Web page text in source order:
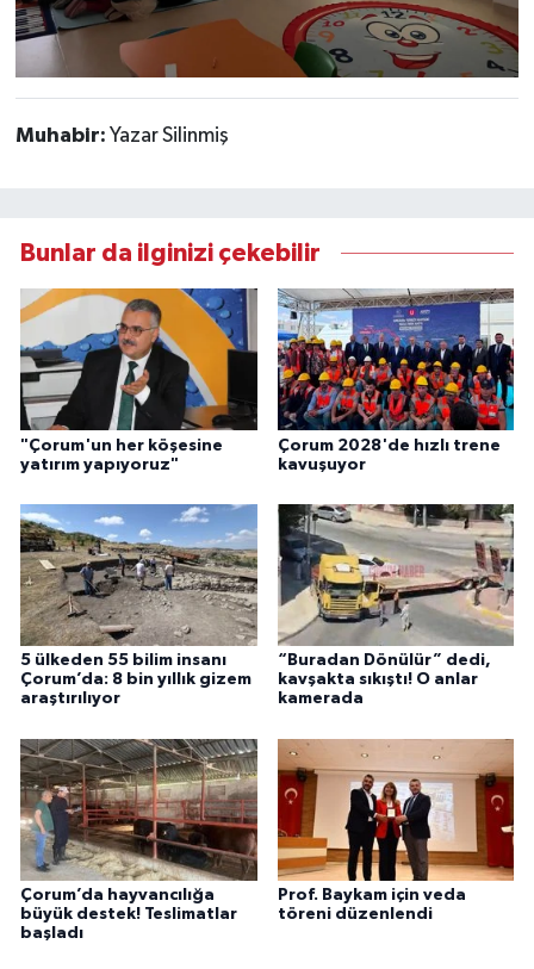
Muhabir: Yazar Silinmiş
Bunlar da ilginizi çekebilir
"Çorum'un her köşesine
yatırım yapıyoruz"
Çorum 2028'de hızlı trene
kavuşuyor
5 ülkeden 55 bilim insanı
Çorum’da: 8 bin yıllık gizem
araştırılıyor
“Buradan Dönülür” dedi,
kavşakta sıkıştı! O anlar
kamerada
Çorum’da hayvancılığa
büyük destek! Teslimatlar
başladı
Prof. Baykam için veda
töreni düzenlendi